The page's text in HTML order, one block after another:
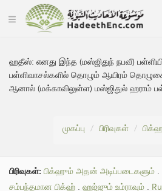
ஹதீஸ்:எனது இந்த (மஸ்ஜிதுந் நபவீ)
பள்ளிவாசல்களில் தொழும் ஆயிரம்
ஆனால் (மக்காவிலுள்ள) மஸ்ஜிதுல் ஹராம்
முகப்பு பிரிவுகள்
பிரிவுகள்: பிக்ஹும் அதன் அடிப்படைகளும் .
சம்பந்தமான பிக்ஹ் . ஹஜ்ஜும் உம்ராவும் .